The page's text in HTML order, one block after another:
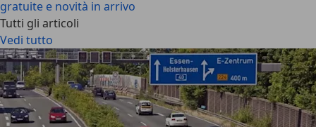
gratuite e novità in arrivo
Tutti gli articoli
Vedi tutto